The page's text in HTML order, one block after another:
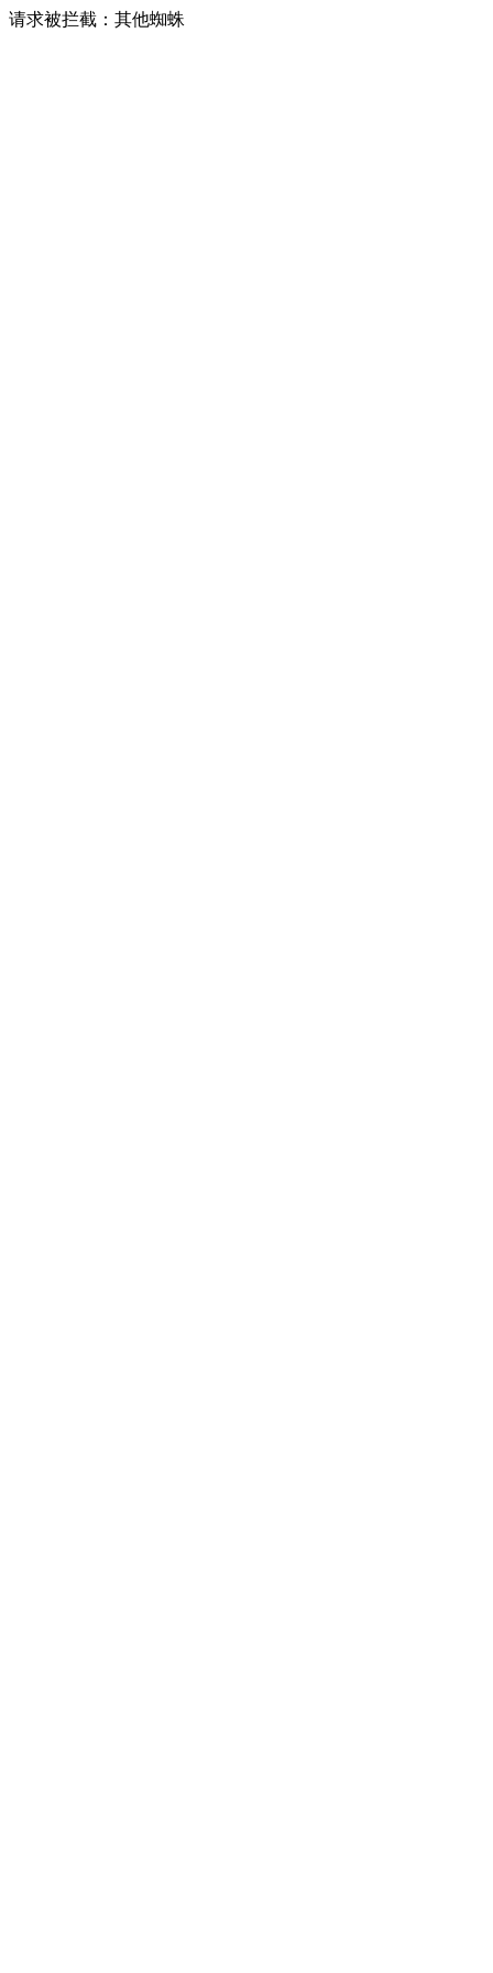
请求被拦截：其他蜘蛛